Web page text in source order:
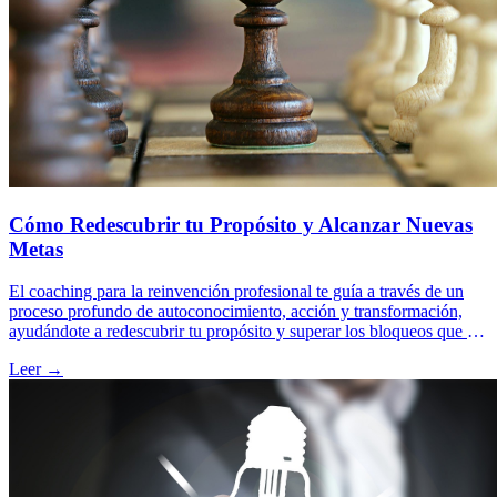
Cómo Redescubrir tu Propósito y Alcanzar Nuevas
Metas
El coaching para la reinvención profesional te guía a través de un
proceso profundo de autoconocimiento, acción y transformación,
ayudándote a redescubrir tu propósito y superar los bloqueos que te
Leer →